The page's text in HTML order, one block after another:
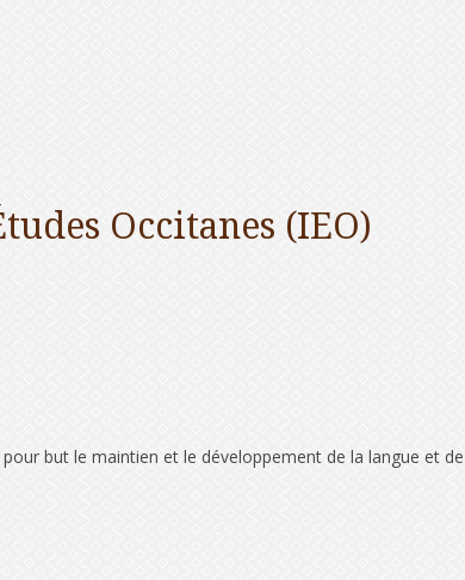
Occitanes (IEO)
but le maintien et le développement de la langue et de